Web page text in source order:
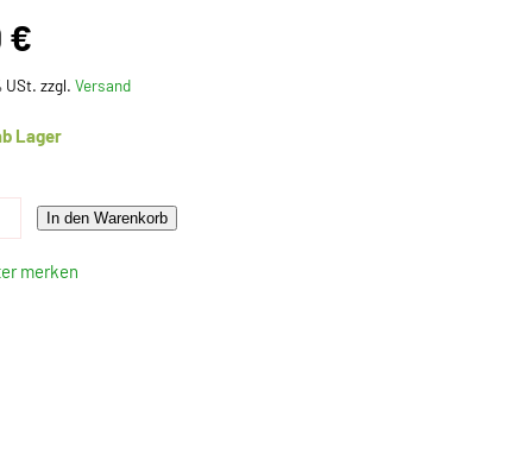
€
USt. zzgl.Versand
Lager
In den Warenkorb
merken